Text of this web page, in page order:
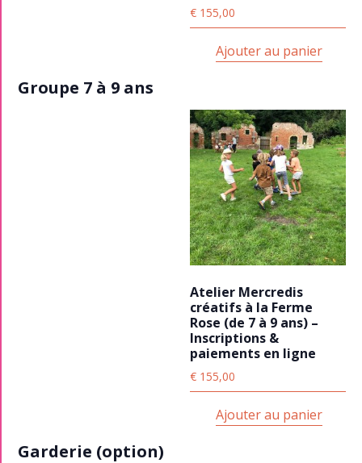
€ 155,00
Ajouter au panier
Groupe 7 à 9 ans
Atelier Mercredis
créatifs à la Ferme
Rose (de 7 à 9 ans) –
Inscriptions &
paiements en ligne
€ 155,00
Ajouter au panier
Garderie (option)